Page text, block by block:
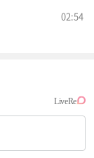
02:54